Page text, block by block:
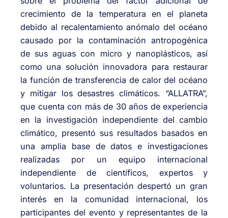
crecimiento de la temperatura en el planeta
debido al recalentamiento anómalo del océano
causado por la contaminación antropogénica
de sus aguas con micro y nanoplásticos, así
como una solución innovadora para restaurar
la función de transferencia de calor del océano
y mitigar los desastres climáticos. “ALLATRA”,
que cuenta con más de 30 años de experiencia
en la investigación independiente del cambio
climático, presentó sus resultados basados en
una amplia base de datos e investigaciones
realizadas por un equipo internacional
independiente de científicos, expertos y
voluntarios. La presentación despertó un gran
interés en la comunidad internacional, los
participantes del evento y representantes de la